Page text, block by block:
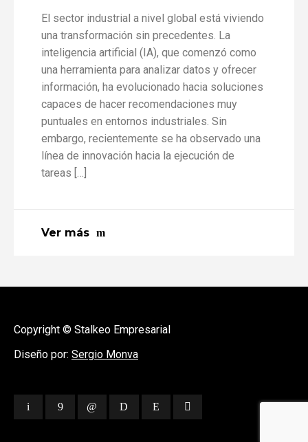
El sector industrial a nivel global está viviendo
una transformación sin precedentes. La
inteligencia artificial (IA), que comenzó como
una herramienta para analizar datos y ofrecer
información, ha evolucionado hacia soluciones
capaces de hacer recomendaciones muy
puntuales en entornos industriales. Sin
embargo, recientemente se ha observado una
línea de innovación hacia la ejecución de
tareas […]
Ver más
Copyright © Stalkeo Empresarial
Diseño por: Sergio Monva